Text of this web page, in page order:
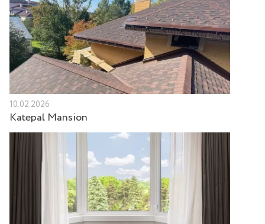
10.02.2026
Katepal Mansion